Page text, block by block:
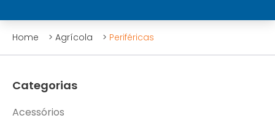
Home > Agrícola > Periféricas
Categorias
Acessórios